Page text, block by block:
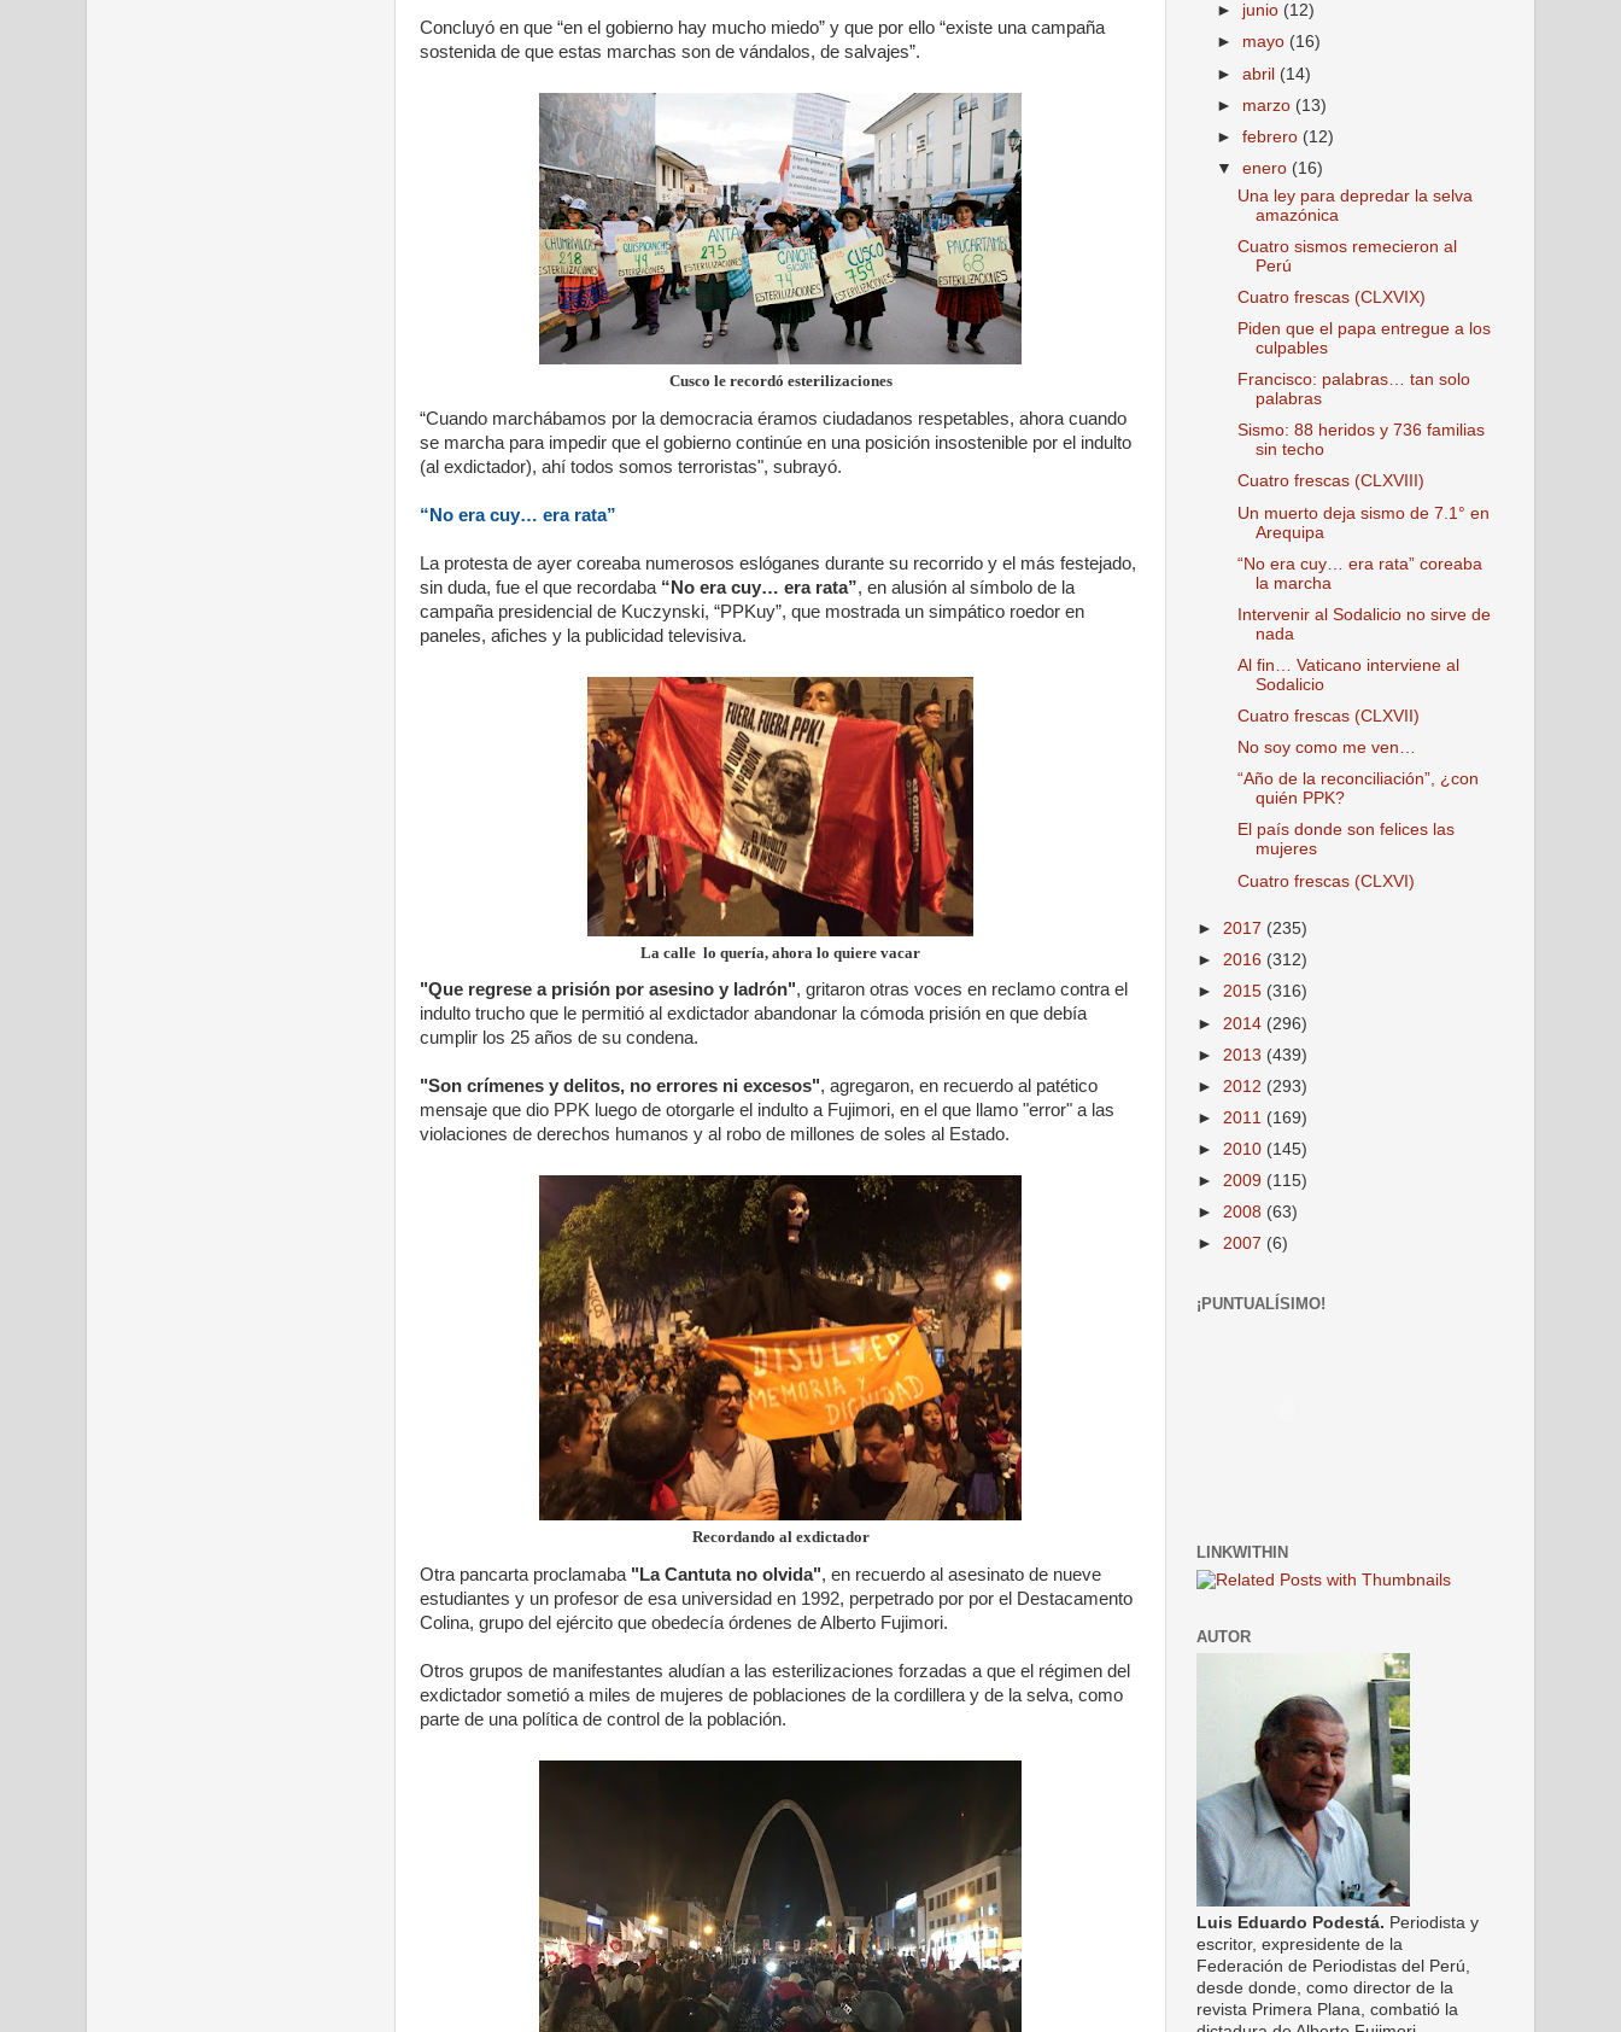
Concluyó en que “en el gobierno hay mucho miedo” y que por ello “existe una campaña
sostenida de que estas marchas son de vándalos, de salvajes”.
Cusco le recordó esterilizaciones
“Cuando marchábamos por la democracia éramos ciudadanos respetables, ahora cuando
se marcha para impedir que el gobierno continúe en una posición insostenible por el indulto
(al exdictador), ahí todos somos terroristas", subrayó.
“No era cuy… era rata”
La protesta de ayer coreaba numerosos eslóganes durante su recorrido y el más festejado,
sin duda, fue el que recordaba “No era cuy… era rata”, en alusión al símbolo de la
campaña presidencial de Kuczynski, “PPKuy”, que mostrada un simpático roedor en
paneles, afiches y la publicidad televisiva.
La calle lo quería, ahora lo quiere vacar
"Que regrese a prisión por asesino y ladrón", gritaron otras voces en reclamo contra el
indulto trucho que le permitió al exdictador abandonar la cómoda prisión en que debía
cumplir los 25 años de su condena.
"Son crímenes y delitos, no errores ni excesos", agregaron, en recuerdo al patético
mensaje que dio PPK luego de otorgarle el indulto a Fujimori, en el que llamo "error" a las
violaciones de derechos humanos y al robo de millones de soles al Estado.
Recordando al exdictador
Otra pancarta proclamaba "La Cantuta no olvida", en recuerdo al asesinato de nueve
estudiantes y un profesor de esa universidad en 1992, perpetrado por por el Destacamento
Colina, grupo del ejército que obedecía órdenes de Alberto Fujimori.
Otros grupos de manifestantes aludían a las esterilizaciones forzadas a que el régimen del
exdictador sometió a miles de mujeres de poblaciones de la cordillera y de la selva, como
parte de una política de control de la población.
► junio (12)
► mayo (16)
►abril (14)
► marzo (13)
►febrero (12)
▼enero (16)
Una ley para depredar la selva
amazónica
Cuatro sismos remecieron al
Perú
Cuatro frescas (CLXVIX)
Piden que el papa entregue a los
culpables
Francisco: palabras… tan solo
palabras
Sismo: 88 heridos y 736 familias
sin techo
Cuatro frescas (CLXVIII)
Un muerto deja sismo de 7.1° en
Arequipa
“No era cuy… era rata” coreaba
la marcha
Intervenir al Sodalicio no sirve de
nada
Al fin… Vaticano interviene al
Sodalicio
Cuatro frescas (CLXVII)
No soy como me ven…
“Año de la reconciliación”, ¿con
quién PPK?
El país donde son felices las
mujeres
Cuatro frescas (CLXVI)
► 2017 (235)
► 2016 (312)
► 2015 (316)
► 2014 (296)
► 2013 (439)
► 2012 (293)
► 2011 (169)
► 2010 (145)
► 2009 (115)
► 2008 (63)
► 2007 (6)
¡PUNTUALÍSIMO!
LINKWITHIN
AUTOR
Luis Eduardo Podestá. Periodista y
escritor, expresidente de la
Federación de Periodistas del Perú,
desde donde, como director de la
revista Primera Plana, combatió la